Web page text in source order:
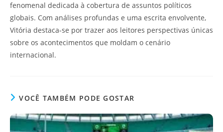
fenomenal dedicada à cobertura de assuntos políticos
globais. Com análises profundas e uma escrita envolvente,
Vitória destaca-se por trazer aos leitores perspectivas únicas
sobre os acontecimentos que moldam o cenário
internacional.
VOCÊ TAMBÉM PODE GOSTAR